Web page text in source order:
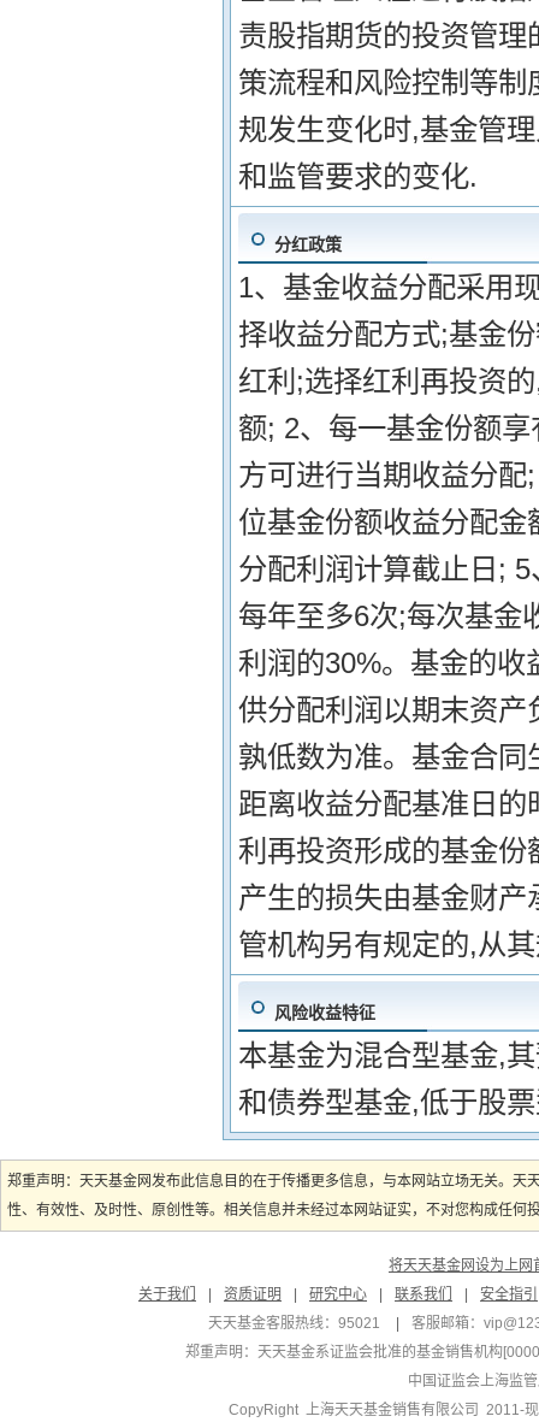
责股指期货的投资管
策流程和风险控制等
规发生变化时,基金管
和监管要求的变化.
分红政策
1、基金收益分配采用
择收益分配方式;基金
红利;选择红利再投资
额; 2、每一基金份额
方可进行当期收益分
位基金份额收益分配
分配利润计算截止日;
每年至多6次;每次基金
利润的30%。基金的
供分配利润以期末资
孰低数为准。基金合
距离收益分配基准日
利再投资形成的基金
产生的损失由基金财
管机构另有规定的,从
风险收益特征
本基金为混合型基金,
和债券型基金,低于股
郑重声明：天天基金网发布此信息目的在于传播更多信息，与本网站立场无关。
性、有效性、及时性、原创性等。相关信息并未经过本网站证实，不对您构成任
将天天基金网设为上网
关于我们
资质证明 研究中心 联系我们
安全指引
天天基金客服热线：95021
客服邮箱：
郑重声明： 天天基金系证监会批准的基金销售机构
中国证监会上海监
CopyRight 上海天天基金销售有限公司 2011-